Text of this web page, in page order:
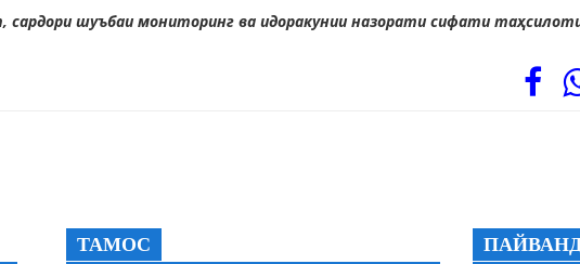
сардори шуъбаи мониторинг ва идоракунии назорати сифати
ТАМОС